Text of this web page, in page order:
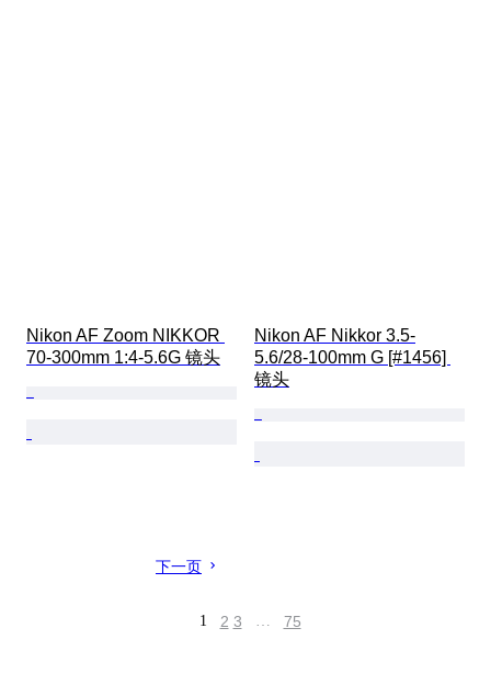
Nikon AF Zoom NIKKOR
70-300mm 1:4-5.6G 镜头
Nikon AF Nikkor 3.5-
5.6/28-100mm G [#1456]
镜头
下一页
1 2 3 … 75